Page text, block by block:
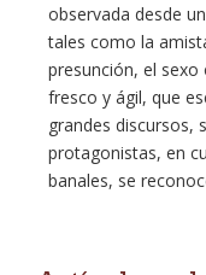
observada desde
tales como la
presunción, el
fresco y ágil, que
grandes discursos,
protagonistas, en
banales, se